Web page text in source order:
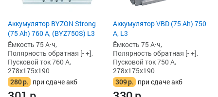
Аккумулятор BYZON Strong
(75 Ah) 760 А, (BYZ750S) L3
Ёмкость 75 А·ч,
Полярность обратная [- +],
Пусковой ток 760 А,
278x175x190
280р. при сдаче акб
Аккумулятор VBD (75 Ah) 750
А, L3
Ёмкость 75 А·ч,
Полярность обратная [- +],
Пусковой ток 750 А,
278x175x190
309р. при сдаче акб